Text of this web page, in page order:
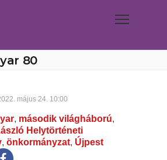
80
május 24. 10:00
, második világháború,
Helytörténeti
, önkormányzat, Újpest